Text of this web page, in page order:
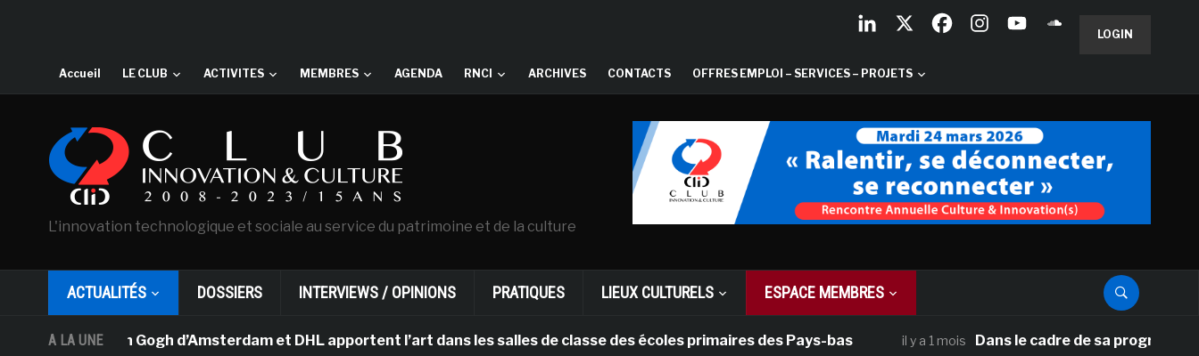
LOGIN
Accueil LE CLUB ACTIVITES MEMBRES AGENDA RNCI ARCHIVES CONTACTS OFFRES EMPLOI – SERVICES – PROJETS
L'innovation technologique et sociale au service du patrimoine et de la culture
ACTUALITÉS DOSSIERS INTERVIEWS / OPINIONS PRATIQUES LIEUX CULTURELS ESPACE MEMBRES
A LA UNE
Van Gogh d’Amsterdam et DHL apportent l’art dans les salles de classe des écoles primaires des Pays-bas il y a 1 mois Dans le cadre de sa programmation